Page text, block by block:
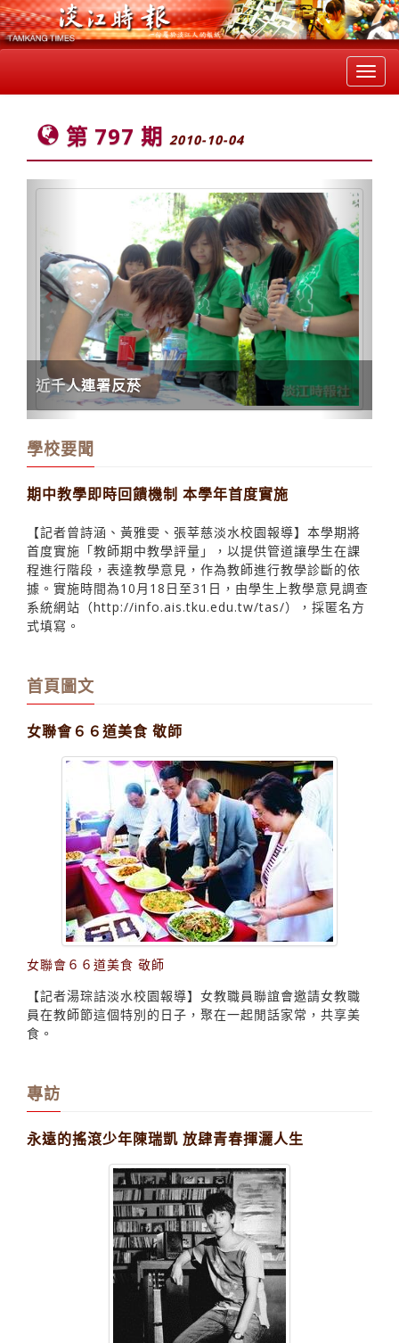
第 797 期 2010-10-04
近千人連署反菸
Previous Next
學校要聞
期中教學即時回饋機制 本學年首度實施
【記者曾詩涵、黃雅雯、張莘慈淡水校園報導】本學期將
首度實施「教師期中教學評量」，以提供管道讓學生在課
程進行階段，表達教學意見，作為教師進行教學診斷的依
據。實施時間為10月18日至31日，由學生上教學意見調查
系統網站（http://info.ais.tku.edu.tw/tas/），採匿名方
式填寫。
首頁圖文
女聯會６６道美食 敬師
女聯會６６道美食 敬師
【記者湯琮詰淡水校園報導】女教職員聯誼會邀請女教職
員在教師節這個特別的日子，聚在一起閒話家常，共享美
食。
專訪
永遠的搖滾少年陳瑞凱 放肆青春揮灑人生